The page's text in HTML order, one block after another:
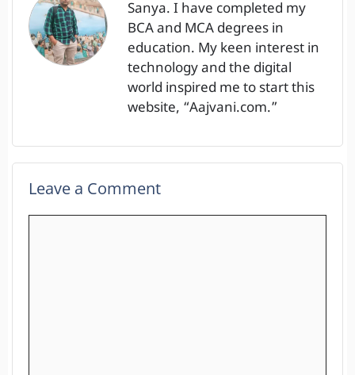
Sanya. I have completed my
BCA and MCA degrees in
education. My keen interest in
technology and the digital
world inspired me to start this
website, “Aajvani.com.”
Leave a Comment